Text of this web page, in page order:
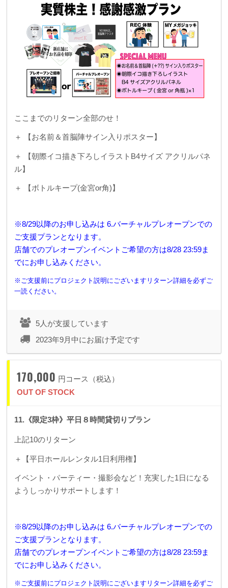
ここまでのリターン全部のせ！
＋ 【お名前＆首脳陣サイン入りポスター】
＋ 【朝際イコ描き下ろしイラストB4サイズ アクリルパネ
ル】
＋ 【ボトルキープ(金宮or角)】
※8/29以降のお申し込みは 6.バーチャルプレオープンでの
ご支援プランとなります。
店舗でのプレオープンイベントご希望の方は8/28 23:59ま
でにお申し込みください。
※ご支援前にプロジェクト説明にございますリターン詳細を必ずご
一読ください。
5人が支援しています
2023年9月中にお届け予定です
170,000 円コース（税込）
OUT OF STOCK
11.《限定3枠》平日８時間貸切りプラン
上記10のリターン
＋【平日ホールレンタル1日利用権】
イベント・パーティー・撮影会など！充実した1日になる
ようしっかりサポートします！
※8/29以降のお申し込みは 6.バーチャルプレオープンでの
ご支援プランとなります。
店舗でのプレオープンイベントご希望の方は8/28 23:59ま
でにお申し込みください。
※ご支援前にプロジェクト説明にございますリターン詳細を必ずご